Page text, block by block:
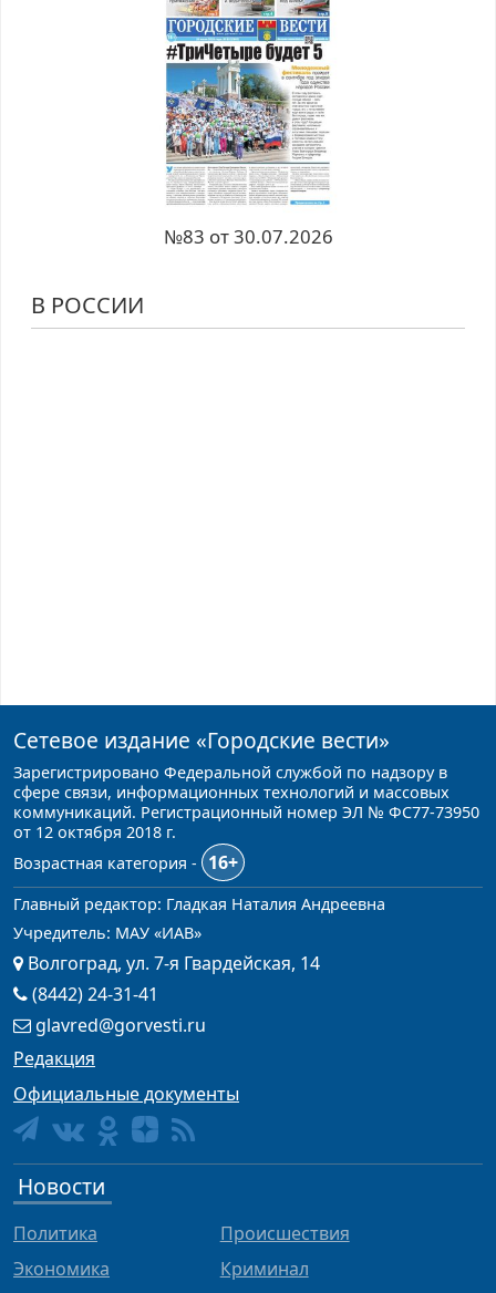
№83 от 30.07.2026
В РОССИИ
Сетевое издание «Городские вести»
Зарегистрировано Федеральной службой по надзору в
сфере связи, информационных технологий и массовых
коммуникаций. Регистрационный номер ЭЛ № ФС77-73950
от 12 октября 2018 г.
Возрастная категория -
16+
Главный редактор: Гладкая Наталия Андреевна
Учредитель: МАУ «ИАВ»
Волгоград, ул. 7-я Гвардейская, 14
(8442) 24-31-41
glavred@gorvesti.ru
Редакция
Официальные документы
Новости
Политика
Экономика
Происшествия
Криминал